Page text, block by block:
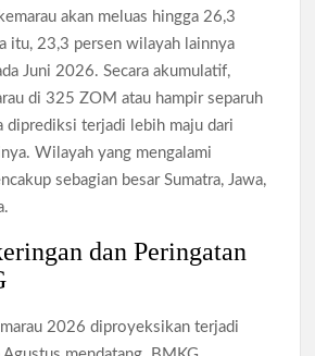
akan meluas hingga 26,3
itu, 23,3 persen wilayah lainnya
Juni 2026. Secara akumulatif,
di 325 ZOM atau hampir separuh
diprediksi terjadi lebih maju dari
Wilayah yang mengalami
sebagian besar Sumatra, Jawa,
dan Peringatan
2026 diproyeksikan terjadi